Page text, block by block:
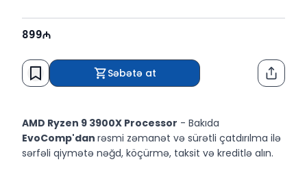
899
Səbətə at
AMD Ryzen 9 3900X Processor - Bakıda
EvoComp'dan rəsmi zəmanət və sürətli çatdırılma ilə
sərfəli qiymətə nəğd, köçürmə, taksit və kreditlə alın.